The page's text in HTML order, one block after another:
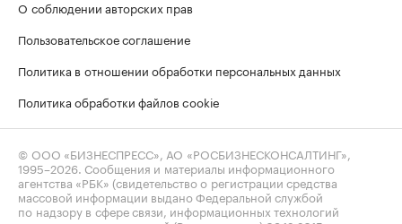
О соблюдении авторских прав
Пользовательское соглашение
Политика в отношении обработки персональных данных
Политика обработки файлов cookie
© ООО «БИЗНЕСПРЕСС», АО «РОСБИЗНЕСКОНСАЛТИНГ»,
1995–2026. Сообщения и материалы информационного
агентства «РБК» (свидетельство о регистрации средства
массовой информации выдано Федеральной службой
по надзору в сфере связи, информационных технологий